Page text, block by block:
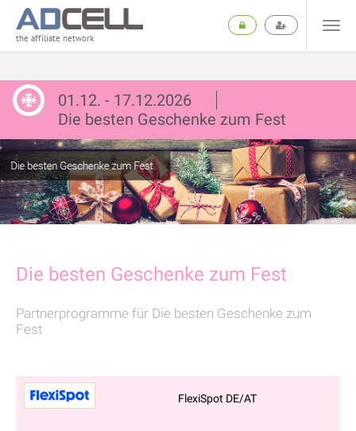
the affiliate network
01.12. - 17.12.2026
Die besten Geschenke zum Fest
Die besten Geschenke zum Fest
Partnerprogramme für Die besten Geschenke zum
Fest
FlexiSpot DE/AT